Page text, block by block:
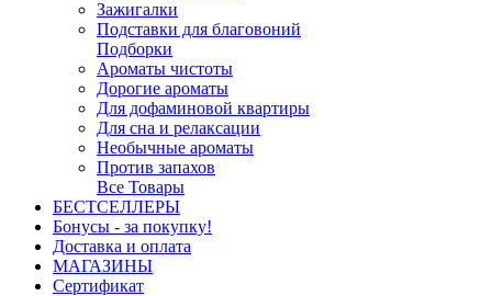
Зажигалки
Подставки для благовоний
Подборки
Ароматы чистоты
Дорогие ароматы
Для дофаминовой квартиры
Для сна и релаксации
Необычные ароматы
Против запахов
Все Товары
БЕСТСЕЛЛЕРЫ
Бонусы - за покупку!
Доставка и оплата
МАГАЗИНЫ
Cертификат